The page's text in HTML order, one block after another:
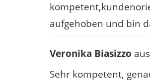
aufgehoben und bin
Veronika Biasizzo
Sehr kompetent,